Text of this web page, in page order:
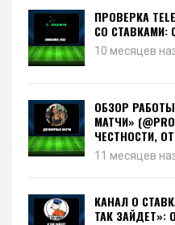
ПРОВЕРКА
СО СТАВКАМИ:
10 месяцев
ОБЗОР
МАТЧИ»
ЧЕСТНОСТИ,
11 месяцев
КАНАЛ О
ТАК